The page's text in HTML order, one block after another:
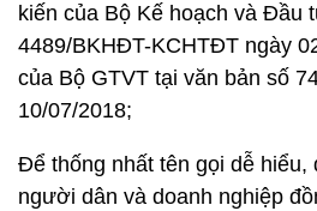
kiến của Bộ Kế hoạch và Đầu
4489/BKHĐT-KCHTĐT ngày
của Bộ GTVT tại văn bản số
10/07/2018;
Để thống nhất tên gọi dễ
người dân và doanh nghiệp